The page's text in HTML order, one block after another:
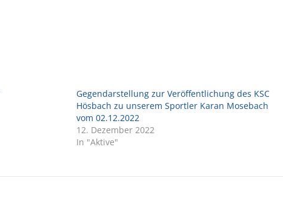
Gegendarstellung zur Veröffentlichung des KSC
Hösbach zu unserem Sportler Karan Mosebach
vom 02.12.2022
12. Dezember 2022
In "Aktive"